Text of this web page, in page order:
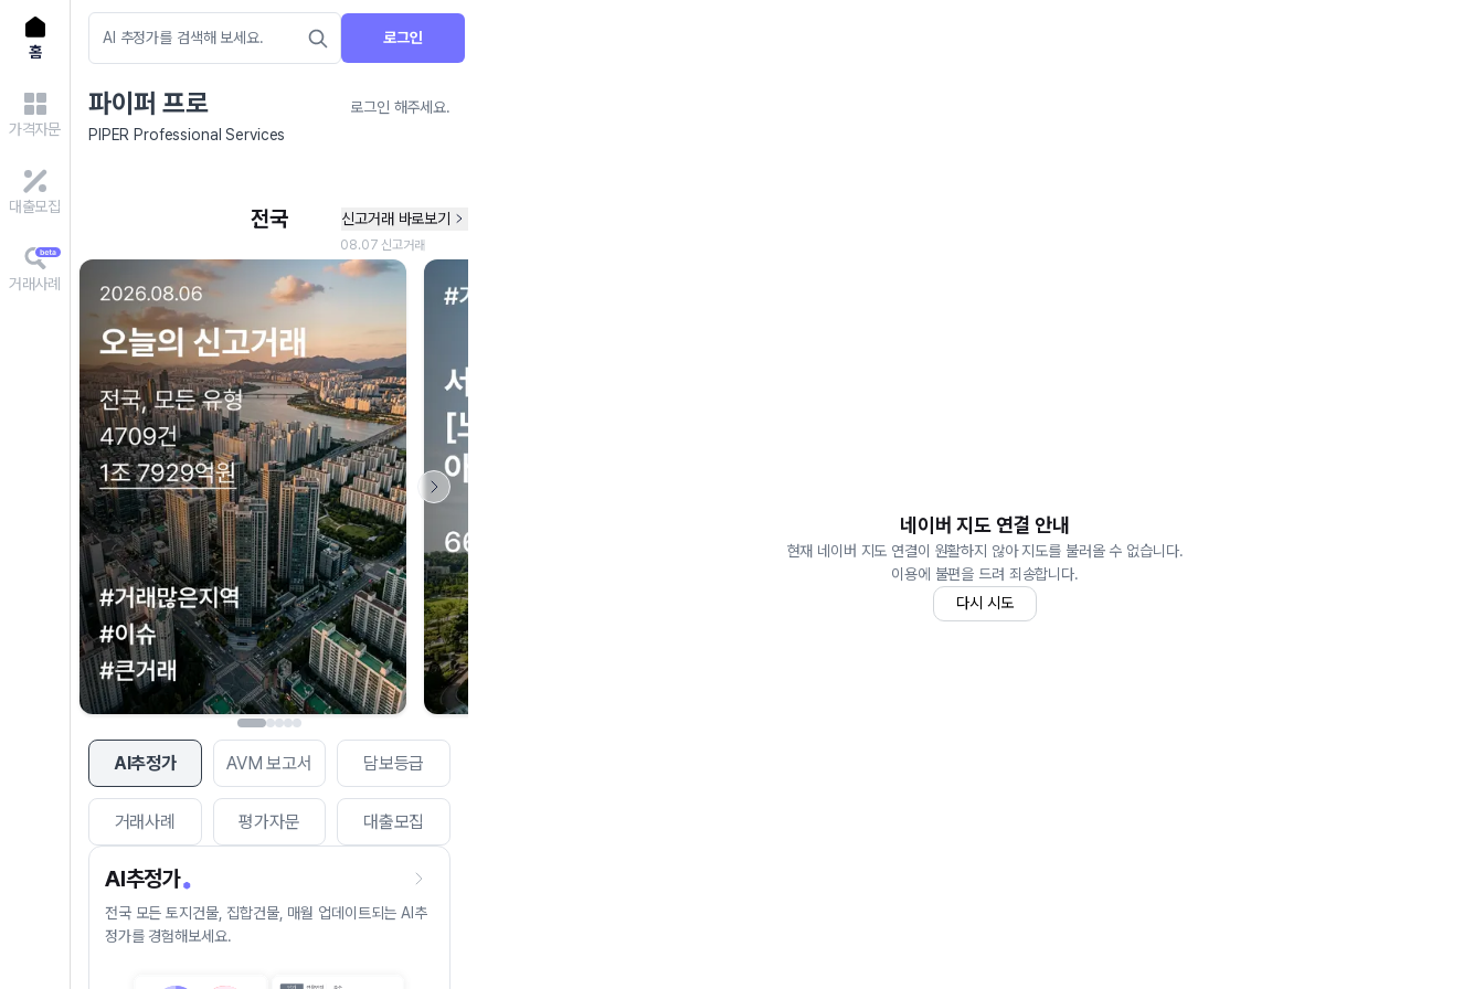
홈
가격자문
대출모집
거래사례
로그인
파이퍼 프로
로그인 해주세요.
PIPER Professional Services
AI추정가 AVM 보고서 담보등급
거래사례 평가자문 대출모집
AI추정가
전국 모든 토지건물, 집합건물, 매월 업데이트되는 AI추
정가를 경험해보세요.
네이버 지도 연결 안내
현재 네이버 지도 연결이 원활하지 않아 지도를 불러올 수 없습니다.
이용에 불편을 드려 죄송합니다.
다시 시도